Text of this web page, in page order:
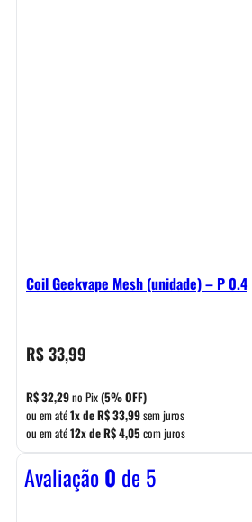
Coil Geekvape Mesh (unidade) – P 0.4
R$33,99
R$32,29no Pix(5% OFF)
ou em até1x deR$33,99sem juros
ou em até12x deR$4,05com juros
Avaliação0 de 5